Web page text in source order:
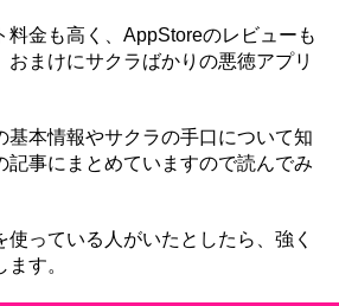
料金も高く、AppStoreのレビューも
おまけにサクラばかりの悪徳アプリ
基本情報やサクラの手口について知
記事にまとめていますので読んでみ
使っている人がいたとしたら、強く
す。